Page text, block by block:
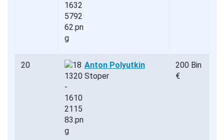
20
Anton Polyutkin
Stoper
200 Bin
€